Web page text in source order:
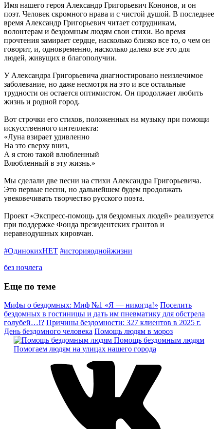
Имя нашего героя Александр Григорьевич Кононов, и он
поэт. Человек скромного нрава и с чистой душой. В последнее
время Александр Григорьевич читает сотрудникам,
волонтерам и бездомным людям свои стихи. Во время
прочтения замирает сердце, насколько близко все то, о чем он
говорит, и, одновременно, насколько далеко все это для
людей, живущих в благополучии.
У Александра Григорьевича диагностировано неизлечимое
заболевание, но даже несмотря на это и все остальные
трудности он остается оптимистом. Он продолжает любить
жизнь и родной город.
Вот строчки его стихов, положенных на музыку при помощи
искусственного интеллекта:
«Луна взирает удивленно
На это сверху вниз,
А я стою такой влюбленный
Влюбленный в эту жизнь.»
Мы сделали две песни на стихи Александра Григорьевича.
Это первые песни, но дальнейшем будем продолжать
увековечивать творчество русского поэта.
Проект «Экспресс-помощь для бездомных людей» реализуется
при поддержке Фонда президентских грантов и
неравнодушных кировчан.
#ОдинокихНЕТ #историяоднойжизни
без ночлега
Еще по теме
Мифы о бездомных: Миф №1 «Я — никогда!» Поселить
бездомных в гостиницы и дать им пневматику для обстрела
голубей…!? Причины бездомности: 327 клиентов в 2025 г.
День бездомного человека Помощь людям в мороз
Помощь бездомным людям
Помогаем людям на улицах нашего города